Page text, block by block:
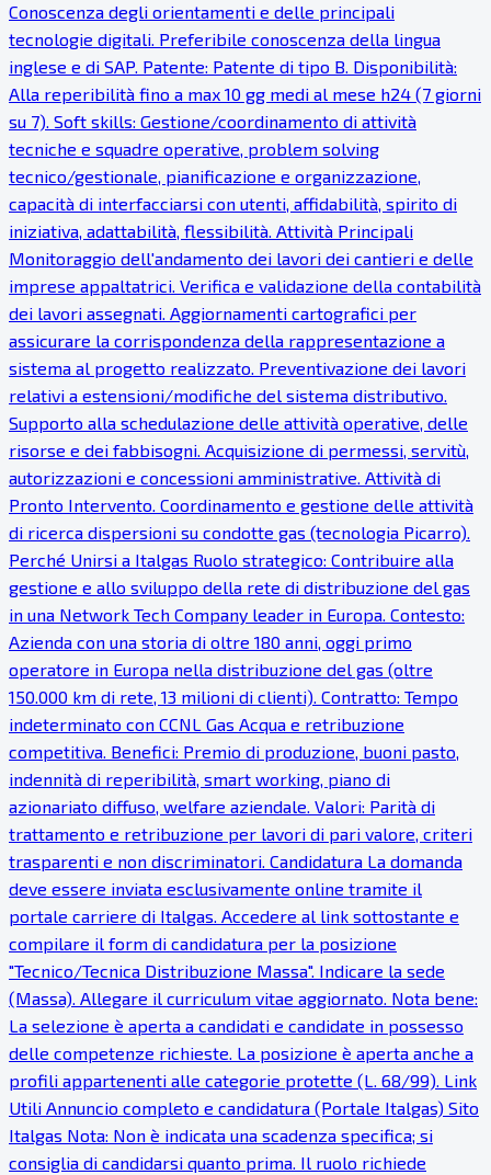
Conoscenza degli orientamenti e delle principali
tecnologie digitali. Preferibile conoscenza della lingua
inglese e di SAP. Patente: Patente di tipo B. Disponibilità:
Alla reperibilità fino a max 10 gg medi al mese h24 (7 giorni
su 7). Soft skills: Gestione/coordinamento di attività
tecniche e squadre operative, problem solving
tecnico/gestionale, pianificazione e organizzazione,
capacità di interfacciarsi con utenti, affidabilità, spirito di
iniziativa, adattabilità, flessibilità. Attività Principali
Monitoraggio dell'andamento dei lavori dei cantieri e delle
imprese appaltatrici. Verifica e validazione della contabilità
dei lavori assegnati. Aggiornamenti cartografici per
assicurare la corrispondenza della rappresentazione a
sistema al progetto realizzato. Preventivazione dei lavori
relativi a estensioni/modifiche del sistema distributivo.
Supporto alla schedulazione delle attività operative, delle
risorse e dei fabbisogni. Acquisizione di permessi, servitù,
autorizzazioni e concessioni amministrative. Attività di
Pronto Intervento. Coordinamento e gestione delle attività
di ricerca dispersioni su condotte gas (tecnologia Picarro).
Perché Unirsi a Italgas Ruolo strategico: Contribuire alla
gestione e allo sviluppo della rete di distribuzione del gas
in una Network Tech Company leader in Europa. Contesto:
Azienda con una storia di oltre 180 anni, oggi primo
operatore in Europa nella distribuzione del gas (oltre
150.000 km di rete, 13 milioni di clienti). Contratto: Tempo
indeterminato con CCNL Gas Acqua e retribuzione
competitiva. Benefici: Premio di produzione, buoni pasto,
indennità di reperibilità, smart working, piano di
azionariato diffuso, welfare aziendale. Valori: Parità di
trattamento e retribuzione per lavori di pari valore, criteri
trasparenti e non discriminatori. Candidatura La domanda
deve essere inviata esclusivamente online tramite il
portale carriere di Italgas. Accedere al link sottostante e
compilare il form di candidatura per la posizione
"Tecnico/Tecnica Distribuzione Massa". Indicare la sede
(Massa). Allegare il curriculum vitae aggiornato. Nota bene:
La selezione è aperta a candidati e candidate in possesso
delle competenze richieste. La posizione è aperta anche a
profili appartenenti alle categorie protette (L. 68/99). Link
Utili Annuncio completo e candidatura (Portale Italgas) Sito
Italgas Nota: Non è indicata una scadenza specifica; si
consiglia di candidarsi quanto prima. Il ruolo richiede